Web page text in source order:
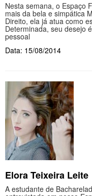
Nesta semana, o Espaço
mais da bela e simpática
Direito, ela já atua como
Determinada, seu desejo
pessoal
Data: 15/08/2014
Elora Teixeira Leite
A estudante de